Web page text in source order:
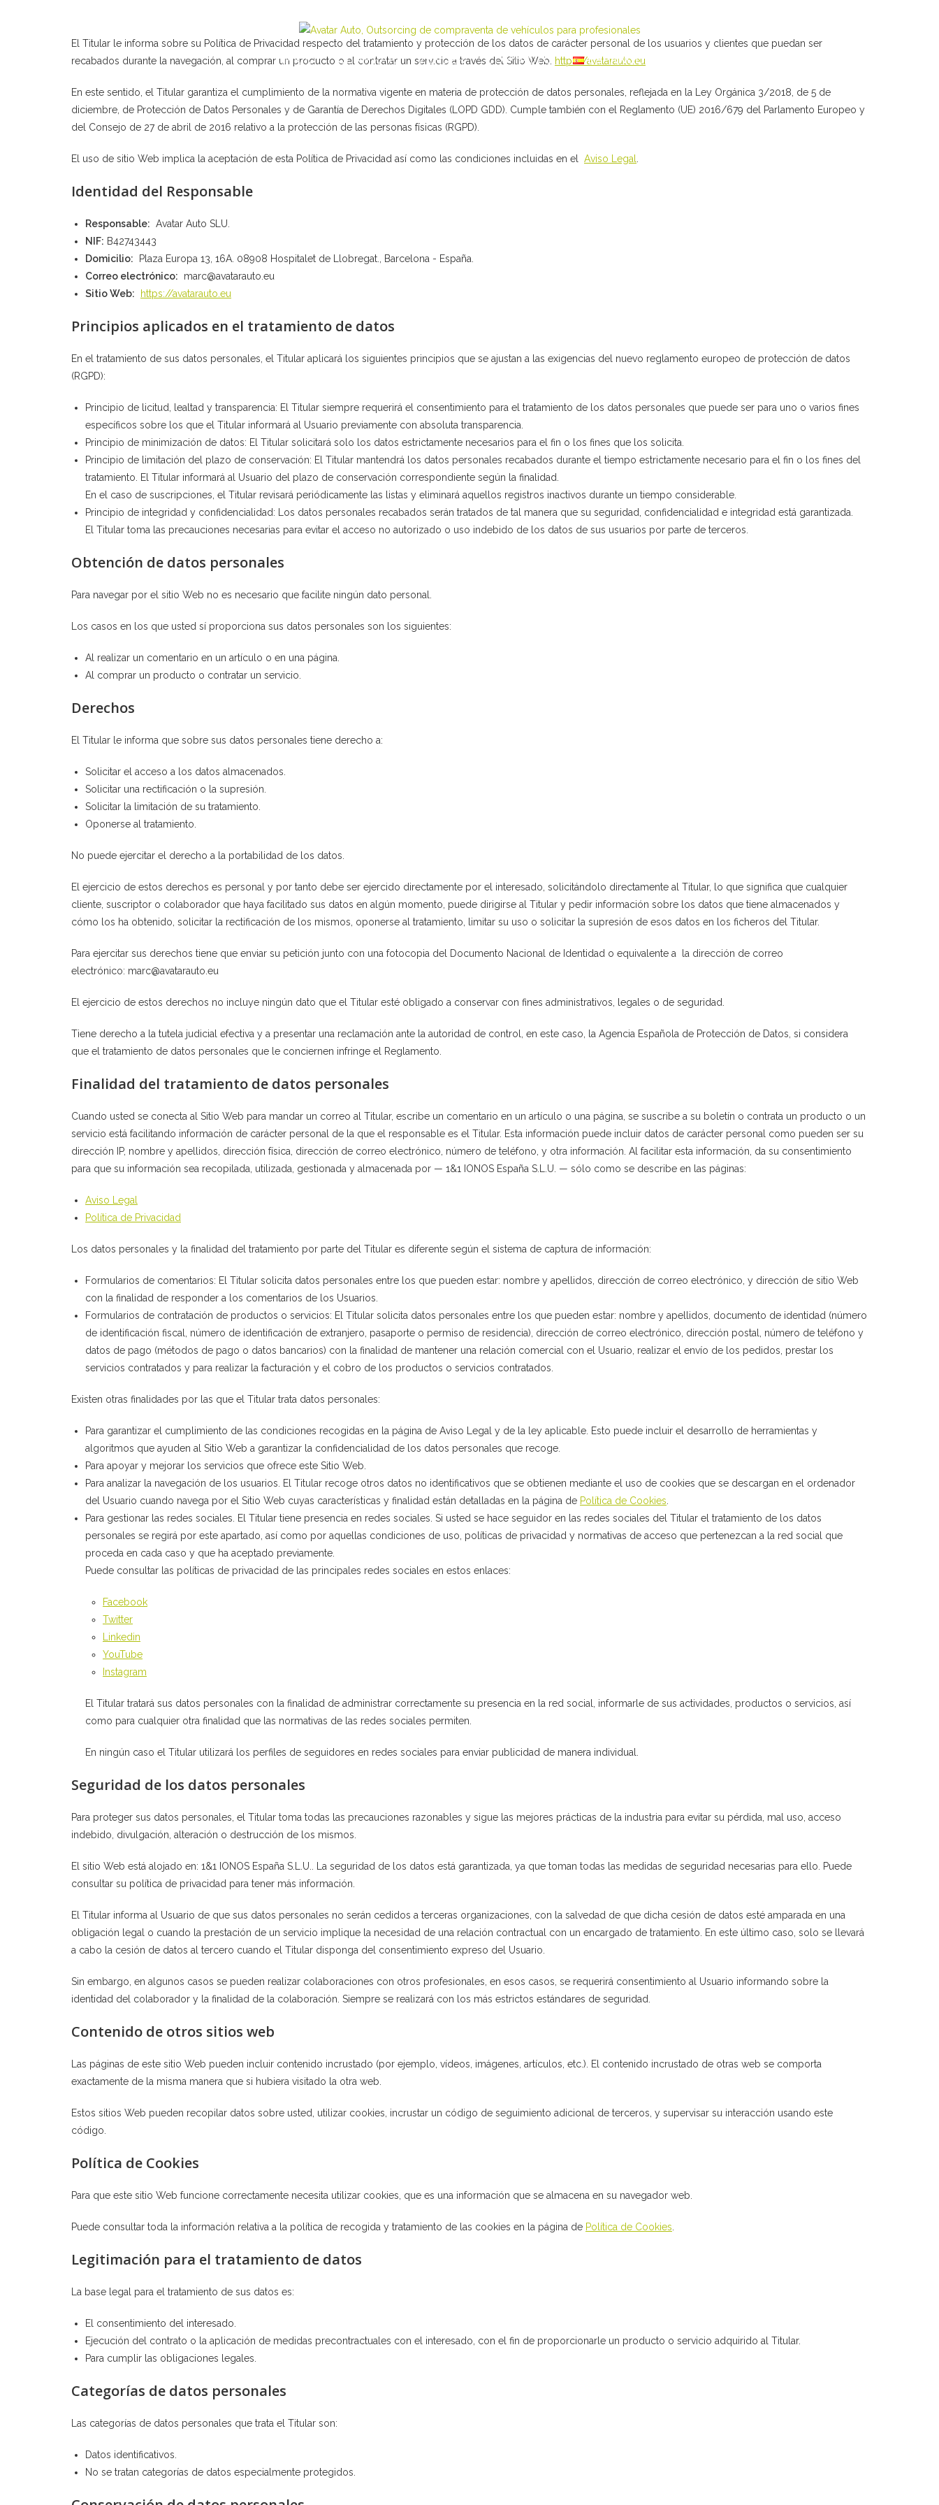
INICIO COMPRAR VENDER CONTACTO ESPAÑOL
El Titular le informa sobre su Política de Privacidad respecto del tratamiento y protección de los datos de carácter personal de los usuarios y clientes que puedan ser
recabados durante la navegación, al comprar un producto o al contratar un servicio a través del Sitio Web:
https://avatarauto.eu
En este sentido, el Titular garantiza el cumplimiento de la normativa vigente en materia de protección de datos personales, reflejada en la Ley Orgánica 3/2018, de 5 de
diciembre, de Protección de Datos Personales y de Garantía de Derechos Digitales (LOPD GDD). Cumple también con el Reglamento (UE) 2016/679 del Parlamento Europeo y
del Consejo de 27 de abril de 2016 relativo a la protección de las personas físicas (RGPD).
El uso de sitio Web implica la aceptación de esta Política de Privacidad así como las condiciones incluidas en el Aviso Legal
Identidad del Responsable
Responsable: Avatar Auto SLU.
NIF: B42743443
Domicilio: Plaza Europa 13, 16A. 08908 Hospitalet de Llobregat., Barcelona - España.
Correo electrónico: marc@avatarauto.eu
Sitio Web:
https://avatarauto.eu
Principios aplicados en el tratamiento de datos
En el tratamiento de sus datos personales, el Titular aplicará los siguientes principios que se ajustan a las exigencias del nuevo reglamento europeo de protección de datos
(RGPD):
Principio de licitud, lealtad y transparencia: El Titular siempre requerirá el consentimiento para el tratamiento de los datos personales que puede ser para uno o varios fines
específicos sobre los que el Titular informará al Usuario previamente con absoluta transparencia.
Principio de minimización de datos: El Titular solicitará solo los datos estrictamente necesarios para el fin o los fines que los solicita.
Principio de limitación del plazo de conservación: El Titular mantendrá los datos personales recabados durante el tiempo estrictamente necesario para el fin o los fines del
tratamiento. El Titular informará al Usuario del plazo de conservación correspondiente según la finalidad.
En el caso de suscripciones, el Titular revisará periódicamente las listas y eliminará aquellos registros inactivos durante un tiempo considerable.
Principio de integridad y confidencialidad: Los datos personales recabados serán tratados de tal manera que su seguridad, confidencialidad e integridad está garantizada.
El Titular toma las precauciones necesarias para evitar el acceso no autorizado o uso indebido de los datos de sus usuarios por parte de terceros.
Obtención de datos personales
Para navegar por el sitio Web no es necesario que facilite ningún dato personal.
Los casos en los que usted sí proporciona sus datos personales son los siguientes:
Al realizar un comentario en un artículo o en una página.
Al comprar un producto o contratar un servicio.
Derechos
El Titular le informa que sobre sus datos personales tiene derecho a:
Solicitar el acceso a los datos almacenados.
Solicitar una rectificación o la supresión.
Solicitar la limitación de su tratamiento.
Oponerse al tratamiento.
No puede ejercitar el derecho a la portabilidad de los datos.
El ejercicio de estos derechos es personal y por tanto debe ser ejercido directamente por el interesado, solicitándolo directamente al Titular, lo que significa que cualquier
cliente, suscriptor o colaborador que haya facilitado sus datos en algún momento, puede dirigirse al Titular y pedir información sobre los datos que tiene almacenados y
cómo los ha obtenido, solicitar la rectificación de los mismos, oponerse al tratamiento, limitar su uso o solicitar la supresión de esos datos en los ficheros del Titular.
Para ejercitar sus derechos tiene que enviar su petición junto con una fotocopia del Documento Nacional de Identidad o equivalente a la dirección de correo
electrónico: marc@avatarauto.eu
El ejercicio de estos derechos no incluye ningún dato que el Titular esté obligado a conservar con fines administrativos, legales o de seguridad.
Tiene derecho a la tutela judicial efectiva y a presentar una reclamación ante la autoridad de control, en este caso, la Agencia Española de Protección de Datos, si considera
que el tratamiento de datos personales que le conciernen infringe el Reglamento.
Finalidad del tratamiento de datos personales
Cuando usted se conecta al Sitio Web para mandar un correo al Titular, escribe un comentario en un artículo o una página, se suscribe a su boletín o contrata un producto o un
servicio está facilitando información de carácter personal de la que el responsable es el Titular. Esta información puede incluir datos de carácter personal como pueden ser su
dirección IP, nombre y apellidos, dirección física, dirección de correo electrónico, número de teléfono, y otra información. Al facilitar esta información, da su consentimiento
para que su información sea recopilada, utilizada, gestionada y almacenada por — 1&1 IONOS España S.L.U. — sólo como se describe en las páginas:
Aviso Legal
Política de Privacidad
Los datos personales y la finalidad del tratamiento por parte del Titular es diferente según el sistema de captura de información:
Formularios de comentarios: El Titular solicita datos personales entre los que pueden estar: nombre y apellidos, dirección de correo electrónico, y dirección de sitio Web
con la finalidad de responder a los comentarios de los Usuarios.
Formularios de contratación de productos o servicios: El Titular solicita datos personales entre los que pueden estar: nombre y apellidos, documento de identidad (número
de identificación fiscal, número de identificación de extranjero, pasaporte o permiso de residencia), dirección de correo electrónico, dirección postal, número de teléfono y
datos de pago (métodos de pago o datos bancarios) con la finalidad de mantener una relación comercial con el Usuario, realizar el envío de los pedidos, prestar los
servicios contratados y para realizar la facturación y el cobro de los productos o servicios contratados.
Existen otras finalidades por las que el Titular trata datos personales:
Para garantizar el cumplimiento de las condiciones recogidas en la página de Aviso Legal y de la ley aplicable. Esto puede incluir el desarrollo de herramientas y
algoritmos que ayuden al Sitio Web a garantizar la confidencialidad de los datos personales que recoge.
Para apoyar y mejorar los servicios que ofrece este Sitio Web.
Para analizar la navegación de los usuarios. El Titular recoge otros datos no identificativos que se obtienen mediante el uso de cookies que se descargan en el ordenador
del Usuario cuando navega por el Sitio Web cuyas características y finalidad están detalladas en la página de Política de Cookies
Para gestionar las redes sociales. El Titular tiene presencia en redes sociales. Si usted se hace seguidor en las redes sociales del Titular el tratamiento de los datos
personales se regirá por este apartado, así como por aquellas condiciones de uso, políticas de privacidad y normativas de acceso que pertenezcan a la red social que
proceda en cada caso y que ha aceptado previamente.
Puede consultar las políticas de privacidad de las principales redes sociales en estos enlaces:
Facebook
Twitter
Linkedin
YouTube
Instagram
El Titular tratará sus datos personales con la finalidad de administrar correctamente su presencia en la red social, informarle de sus actividades, productos o servicios, así
como para cualquier otra finalidad que las normativas de las redes sociales permiten.
En ningún caso el Titular utilizará los perfiles de seguidores en redes sociales para enviar publicidad de manera individual.
Seguridad de los datos personales
Para proteger sus datos personales, el Titular toma todas las precauciones razonables y sigue las mejores prácticas de la industria para evitar su pérdida, mal uso, acceso
indebido, divulgación, alteración o destrucción de los mismos.
El sitio Web está alojado en: 1&1 IONOS España S.L.U.. La seguridad de los datos está garantizada, ya que toman todas las medidas de seguridad necesarias para ello. Puede
consultar su política de privacidad para tener más información.
El Titular informa al Usuario de que sus datos personales no serán cedidos a terceras organizaciones, con la salvedad de que dicha cesión de datos esté amparada en una
obligación legal o cuando la prestación de un servicio implique la necesidad de una relación contractual con un encargado de tratamiento. En este último caso, solo se llevará
a cabo la cesión de datos al tercero cuando el Titular disponga del consentimiento expreso del Usuario.
Sin embargo, en algunos casos se pueden realizar colaboraciones con otros profesionales, en esos casos, se requerirá consentimiento al Usuario informando sobre la
identidad del colaborador y la finalidad de la colaboración. Siempre se realizará con los más estrictos estándares de seguridad.
Contenido de otros sitios web
Las páginas de este sitio Web pueden incluir contenido incrustado (por ejemplo, vídeos, imágenes, artículos, etc.). El contenido incrustado de otras web se comporta
exactamente de la misma manera que si hubiera visitado la otra web.
Estos sitios Web pueden recopilar datos sobre usted, utilizar cookies, incrustar un código de seguimiento adicional de terceros, y supervisar su interacción usando este
código.
Política de Cookies
Para que este sitio Web funcione correctamente necesita utilizar cookies, que es una información que se almacena en su navegador web.
Puede consultar toda la información relativa a la política de recogida y tratamiento de las cookies en la página de Política de Cookies
Legitimación para el tratamiento de datos
La base legal para el tratamiento de sus datos es:
El consentimiento del interesado.
Ejecución del contrato o la aplicación de medidas precontractuales con el interesado, con el fin de proporcionarle un producto o servicio adquirido al Titular.
Para cumplir las obligaciones legales.
Categorías de datos personales
Las categorías de datos personales que trata el Titular son:
Datos identificativos.
No se tratan categorías de datos especialmente protegidos.